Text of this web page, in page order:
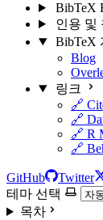
BibTeX
인용 및
BibTeX
Blog
링크
🔗
🔗
🔗 R
🔗
GitHub
Twitter
테마 선택
목차